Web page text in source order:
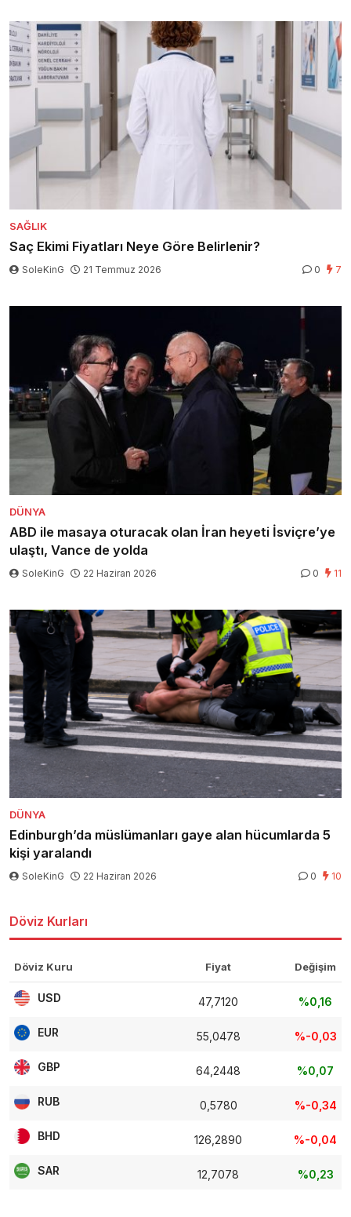
SAĞLIK
Saç Ekimi Fiyatları Neye Göre Belirlenir?
SoleKinG 21 Temmuz 2026 0 7
DÜNYA
ABD ile masaya oturacak olan İran heyeti İsviçre’ye
ulaştı, Vance de yolda
SoleKinG 22 Haziran 2026 0 11
DÜNYA
Edinburgh’da müslümanları gaye alan hücumlarda 5
kişi yaralandı
SoleKinG 22 Haziran 2026 0 10
Döviz Kurları
Döviz Kuru Fiyat Değişim
USD 47,7120 %0,16
EUR 55,0478 %-0,03
GBP 64,2448 %0,07
RUB 0,5780 %-0,34
BHD 126,2890 %-0,04
SAR 12,7078 %0,23